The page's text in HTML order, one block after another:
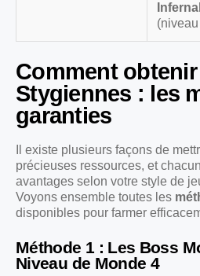
Comment
Stygiennes : les
garanties
Il existe plusieurs façons de
précieuses ressources, et
avantages selon votre style de
Voyons ensemble toutes les
disponibles pour farmer
Méthode 1 : Les Boss
Niveau de Monde 4